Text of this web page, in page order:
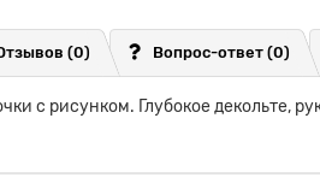
(0) Вопрос-ответ (0)
с рисунком. Глубокое декольте,